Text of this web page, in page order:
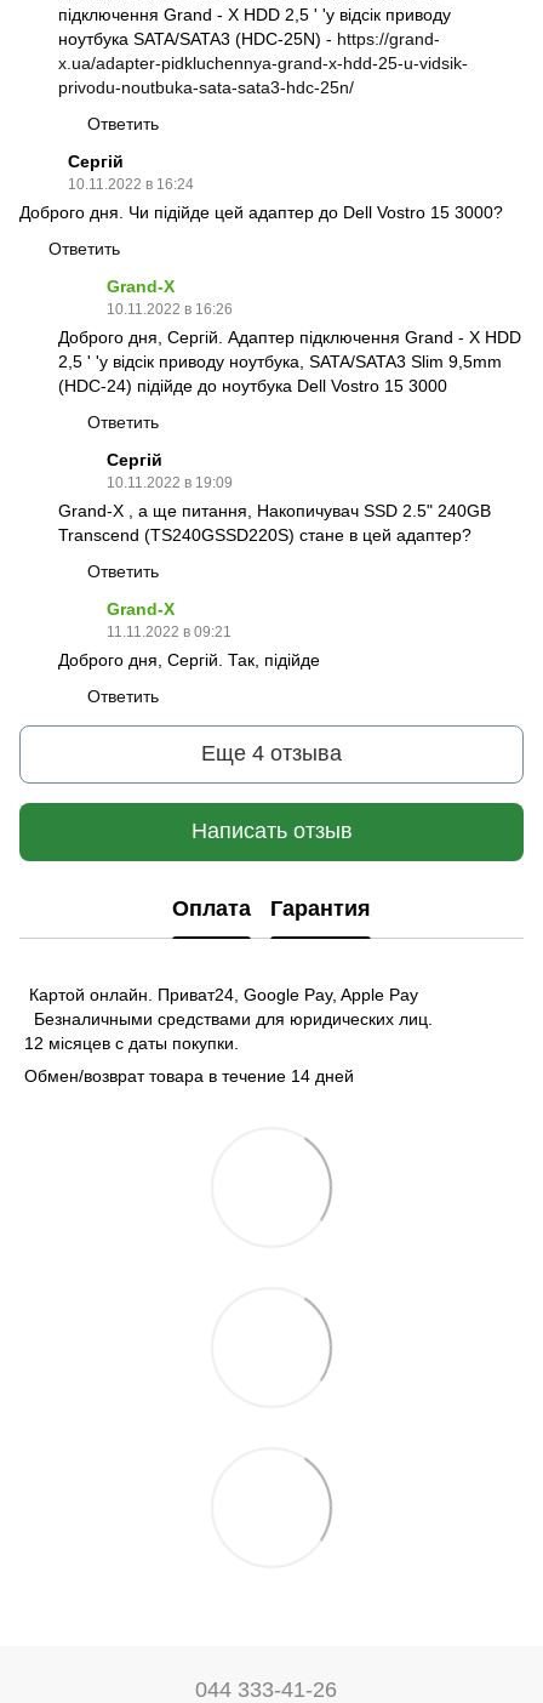
підключення Grand - X HDD 2,5 ' 'у відсік приводу
ноутбука SATA/SATA3 (HDC-25N) - https://grand-
x.ua/adapter-pidkluchennya-grand-x-hdd-25-u-vidsik-
privodu-noutbuka-sata-sata3-hdc-25n/
Ответить
Сергій
10.11.2022 в 16:24
Доброго дня. Чи підійде цей адаптер до Dell Vostro 15 3000?
Ответить
Grand-X
10.11.2022 в 16:26
Доброго дня, Сергій. Адаптер підключення Grand - X HDD
2,5 ' 'у відсік приводу ноутбука, SATA/SATA3 Slim 9,5mm
(HDC-24) підійде до ноутбука Dell Vostro 15 3000
Ответить
Сергій
10.11.2022 в 19:09
Grand-X , а ще питання, Накопичувач SSD 2.5" 240GB
Transcend (TS240GSSD220S) стане в цей адаптер?
Ответить
Grand-X
11.11.2022 в 09:21
Доброго дня, Сергій. Так, підійде
Ответить
Еще 4 отзыва
Написать отзыв
Оплата Гарантия
Картой онлайн. Приват24, Google Pay, Apple Pay
Безналичными средствами для юридических лиц.
12 місяцев с даты покупки.
Обмен/возврат товара в течение 14 дней
044 333-41-26